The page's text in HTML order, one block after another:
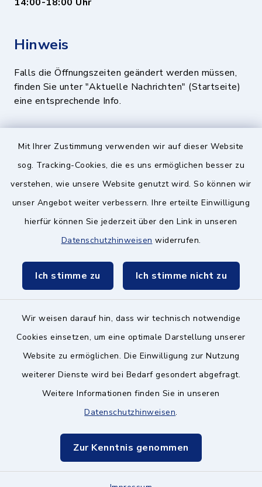
Mit Ihrer Zustimmung verwenden wir auf dieser Website
sog. Tracking-Cookies, die es uns ermöglichen besser zu
verstehen, wie unsere Website genutzt wird. So können wir
unser Angebot weiter verbessern. Ihre erteilte Einwilligung
hierfür können Sie jederzeit über den Link in unseren
Datenschutzhinweisen widerrufen.
Ich stimme zu Ich stimme nicht zu
Wir weisen darauf hin, dass wir technisch notwendige
Cookies einsetzen, um eine optimale Darstellung unserer
Website zu ermöglichen. Die Einwilligung zur Nutzung
weiterer Dienste wird bei Bedarf gesondert abgefragt.
Weitere Informationen finden Sie in unseren
Datenschutzhinweisen.
Zur Kenntnis genommen
Hinweis
Falls die Öffnungszeiten geändert werden müssen,
finden Sie unter "Aktuelle Nachrichten" (Startseite)
eine entsprechende Info.
Quicklinks
BayernPortal
Landratsamt München
Zweckverband München Südost
Kontakt ins Rathaus
Datenschutz